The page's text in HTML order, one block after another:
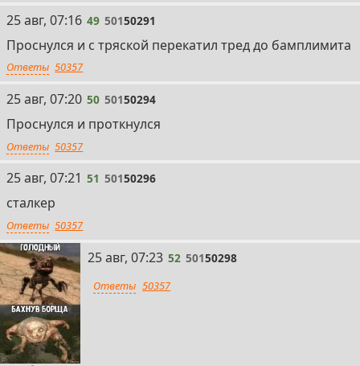
49
25 авг, 07:16 49 50150291
Проснулся и с тряской перекатил тред до бамплимита
Ответы 50357
50
25 авг, 07:20 50 50150294
Проснулся и проткнулся
Ответы 50357
51
25 авг, 07:21 51 50150296
сталкер
Ответы 50357
52
25 авг, 07:23 52 50150298
Ответы 50357